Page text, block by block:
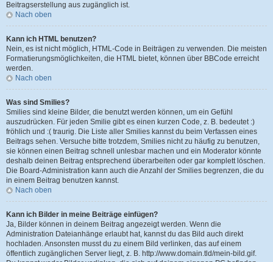
Beitragserstellung aus zugänglich ist.
Nach oben
Kann ich HTML benutzen?
Nein, es ist nicht möglich, HTML-Code in Beiträgen zu verwenden. Die meisten
Formatierungsmöglichkeiten, die HTML bietet, können über BBCode erreicht
werden.
Nach oben
Was sind Smilies?
Smilies sind kleine Bilder, die benutzt werden können, um ein Gefühl
auszudrücken. Für jeden Smilie gibt es einen kurzen Code, z. B. bedeutet :)
fröhlich und :( traurig. Die Liste aller Smilies kannst du beim Verfassen eines
Beitrags sehen. Versuche bitte trotzdem, Smilies nicht zu häufig zu benutzen,
sie können einen Beitrag schnell unlesbar machen und ein Moderator könnte
deshalb deinen Beitrag entsprechend überarbeiten oder gar komplett löschen.
Die Board-Administration kann auch die Anzahl der Smilies begrenzen, die du
in einem Beitrag benutzen kannst.
Nach oben
Kann ich Bilder in meine Beiträge einfügen?
Ja, Bilder können in deinem Beitrag angezeigt werden. Wenn die
Administration Dateianhänge erlaubt hat, kannst du das Bild auch direkt
hochladen. Ansonsten musst du zu einem Bild verlinken, das auf einem
öffentlich zugänglichen Server liegt, z. B. http://www.domain.tld/mein-bild.gif.